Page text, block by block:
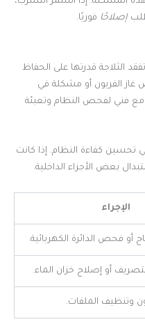
إصلاحًا فوريًا.
الثلاجة قدرتها على الحفاظ
غاز الفريون أو مشكلة في
مع فني لفحص النظام وتعبئة
تحسين كفاءة النظام. إذا كانت
بعض الأجزاء الداخلية.
الإجراء
أو فحص الدائرة الكهربائية.
أو إصلاح خزان الماء.
وتنظيف الملفات.